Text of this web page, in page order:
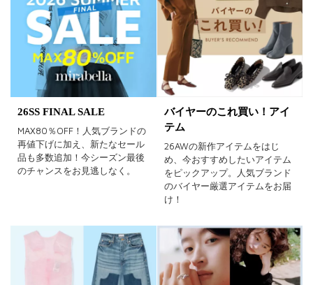
26SS FINAL SALE
MAX80％OFF！人気ブランドの
再値下げに加え、新たなセール
品も多数追加！今シーズン最後
のチャンスをお見逃しなく。
バイヤーのこれ買い！アイ
テム
26AWの新作アイテムをはじ
め、今おすすめしたいアイテム
をピックアップ。人気ブランド
のバイヤー厳選アイテムをお届
け！